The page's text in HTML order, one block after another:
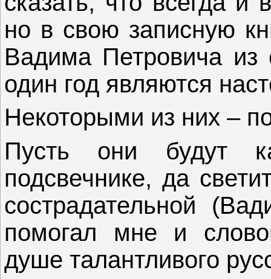
но в свою записную
Вадима Петровича из
один год являются
Некоторыми из них –
Пусть они будут
подсвечнике, да
сострадательной
помогал мне и
душе талантливого